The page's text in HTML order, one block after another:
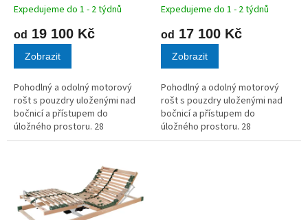
Expedujeme do 1 - 2 týdnů
od 19 100 Kč
Zobrazit
Pohodlný a odolný motorový
rošt s pouzdry uloženými nad
bočnicí a přístupem do
úložného prostoru. 28
březových lamel
Expedujeme do 1 - 2 týdnů
od 17 100 Kč
Zobrazit
Pohodlný a odolný motorový
rošt s pouzdry uloženými nad
bočnicí a přístupem do
úložného prostoru. 28
březových lamel